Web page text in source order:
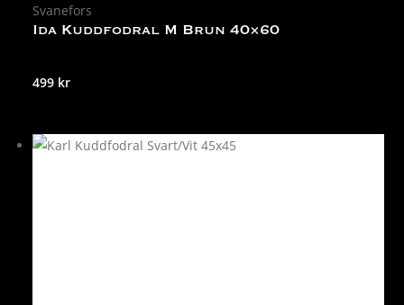
Svanefors
Ida Kuddfodral M Brun 40×60
499 kr